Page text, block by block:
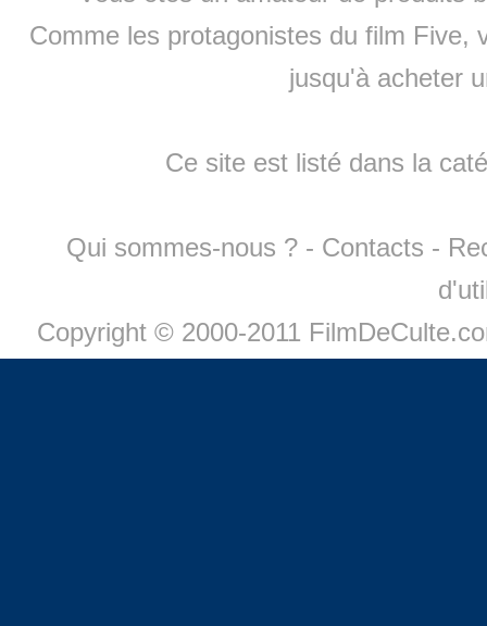
Comme les protagonistes du film Five,
jusqu'à acheter
Ce site est listé dans la
Qui sommes-nous ? - Contacts -
Copyright © 2000-2011